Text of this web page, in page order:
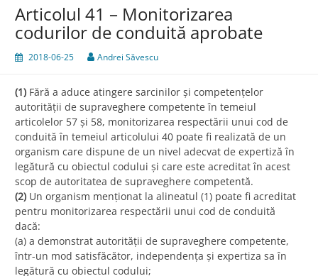
Articolul 41 – Monitorizarea
codurilor de conduită aprobate
2018-06-25 Andrei Săvescu
(1) Fără a aduce atingere sarcinilor și competențelor
autorității de supraveghere competente în temeiul
articolelor 57 și 58, monitorizarea respectării unui cod de
conduită în temeiul articolului 40 poate fi realizată de un
organism care dispune de un nivel adecvat de expertiză în
legătură cu obiectul codului și care este acreditat în acest
scop de autoritatea de supraveghere competentă.
(2) Un organism menționat la alineatul (1) poate fi acreditat
pentru monitorizarea respectării unui cod de conduită
dacă:
(a) a demonstrat autorității de supraveghere competente,
într-un mod satisfăcător, independența și expertiza sa în
legătură cu obiectul codului;